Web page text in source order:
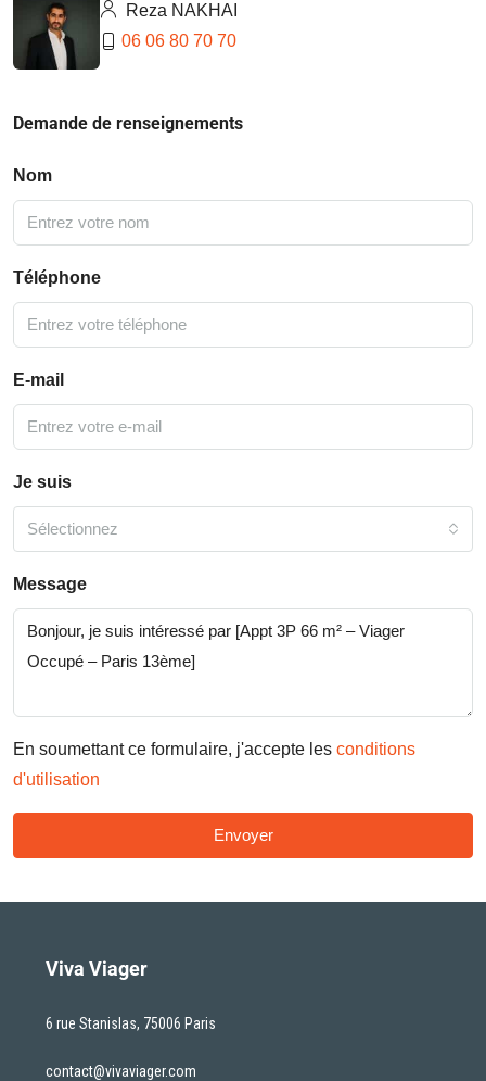
Reza NAKHAI
06 06 80 70 70
Demande de renseignements
Nom
Téléphone
E-mail
Je suis
Sélectionnez
Message
En soumettant ce formulaire, j'accepte les conditions
d'utilisation
Envoyer
Viva Viager
6 rue Stanislas, 75006 Paris
contact@vivaviager.com